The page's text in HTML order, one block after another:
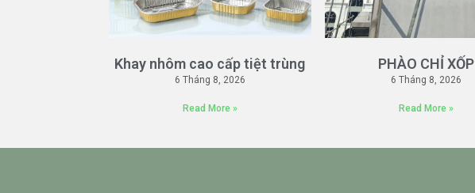
Khay nhôm cao cấp tiệt trùng
6 Tháng 8, 2026
Read More »
PHÀO CHỈ XỐP
6 Tháng 8, 2026
Read More »